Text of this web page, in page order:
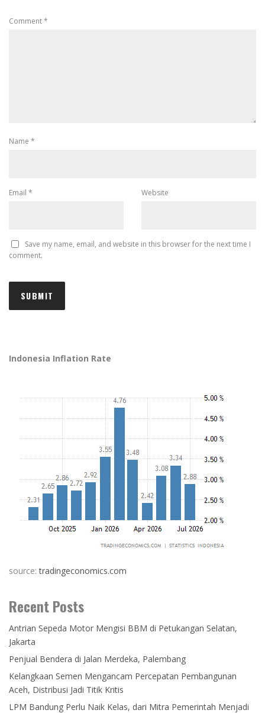
Comment*
Name *
Email * Website
Save my name, email, and website in this browser for the next time I
comment.
Indonesia Inflation Rate
source:tradingeconomics.com
Recent Posts
Antrian Sepeda Motor Mengisi BBM di Petukangan Selatan,
Jakarta
Penjual Bendera di Jalan Merdeka, Palembang
Kelangkaan Semen Mengancam Percepatan Pembangunan
Aceh, Distribusi Jadi Titik Kritis
LPM Bandung Perlu Naik Kelas, dari Mitra Pemerintah Menjadi